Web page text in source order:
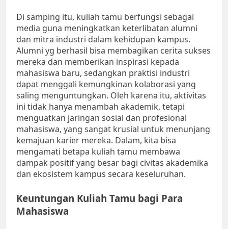
Di samping itu, kuliah tamu berfungsi sebagai
media guna meningkatkan keterlibatan alumni
dan mitra industri dalam kehidupan kampus.
Alumni yg berhasil bisa membagikan cerita sukses
mereka dan memberikan inspirasi kepada
mahasiswa baru, sedangkan praktisi industri
dapat menggali kemungkinan kolaborasi yang
saling menguntungkan. Oleh karena itu, aktivitas
ini tidak hanya menambah akademik, tetapi
menguatkan jaringan sosial dan profesional
mahasiswa, yang sangat krusial untuk menunjang
kemajuan karier mereka. Dalam, kita bisa
mengamati betapa kuliah tamu membawa
dampak positif yang besar bagi civitas akademika
dan ekosistem kampus secara keseluruhan.
Keuntungan Kuliah Tamu bagi Para
Mahasiswa